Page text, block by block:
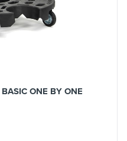
ONE BY ONE